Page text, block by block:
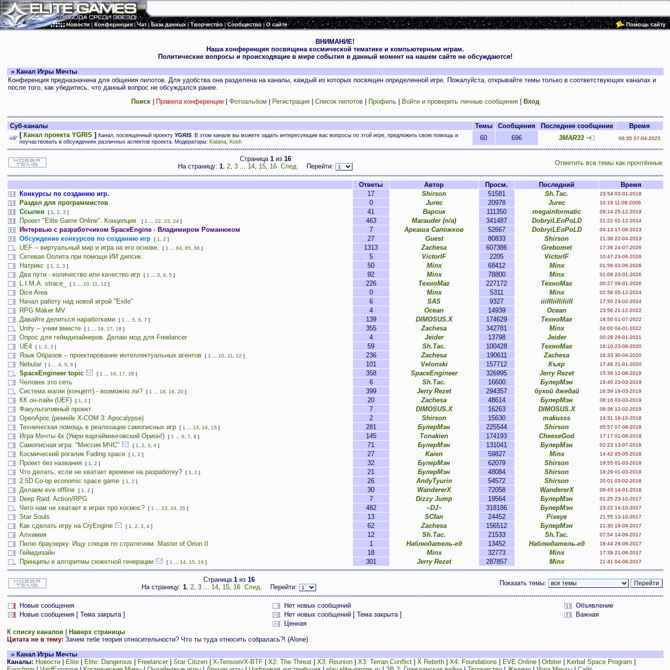
Новости|Конференция|Чат|База данных|Творчество|Сообщество|О сайте Помощь сайту
ВНИМАНИЕ!
Наша конференция посвящена космической тематике и компьютерным играм.
Политические вопросы и происходящие в мире события в данный момент на нашем сайте не обсуждаются!
» Канал Игры Мечты
Конференция предназначена для общения пилотов. Для удобства она разделена на каналы, каждый из которых посвящен определенной игре. Пожалуйста, открывайте темы только в соответствующих каналах и
после того, как убедитесь, что данный вопрос не обсуждался ранее.
Поиск| Правила конференции| Фотоальбом Регистрация| Список пилотов| Профиль| Войти и проверить личные сообщения| Вход
Суб-каналы Темы Сообщения Последнее сообщение
Время
[ Канал проекта YGRIS] Канал, посвященный проекту YGRIS. В этом канале вы можете задать интересующие вас вопросы по этой игре, предложить свою помощь и
поучаствовать в обсуждениях различных аспектов проекта. Модераторы: Katana, Kosh 60 696 3MAR33 06:35 07-04-2025
Страница 1из 16
На страницу: 1, 2, 3 ... 14, 15, 16 След. Перейти: Отметить все темы как прочтённые
Ответы Автор Просм. Последний
Время
Конкурсы по созданию игр.
17 Shirson 51581 Sh.Tac. 23:54 03-01-2018
Раздел для программистов 0 Jurec 20978 Jurec 10:16 11-08-2006
Ссылки [ 1 2 3 ] 41 Варсик 111350 megainformatic 09:14 25-12-2019
Проект "Elite Game Online". Концепция. [ 1 22 23 24] 463 Marauder (n/a) 341487 DobryiLEoPoLD 21:22 01-12-2014
Интервью с разработчиком SpaceEngine - Владимиром Романюком 7 Аркаша Сапожков 52667 DobryiLEoPoLD 04:13 17-08-2013
Обсуждение конкурсов по созданию игр [ 1 2 ] 27 Guest 80833 Shirson 21:38 22-04-2013
UEF -- виртуальный мир и игра на его основе. [ 1 64, 65, 66 ] 1313 Zachesa 607386 Grebomet 17:36 24-07-2026
Сетевая Оолита при помощи ИИ дипсик. 5 VictorIF 2205 VictorIF 10:47 23-06-2026
Натрикс [ 1 2 3 ] 50 Minx 68412 Minx 01:56 03-06-2026
Два пути - количество или качество игр [ 1 3 4, 5] 92 Minx 78800 Minx 01:09 23-01-2026
L.I.M.A. strace_ [ 1 10, 11 12 ] 226 ТехноМаг 227172 ТехноМаг 00:27 09-01-2026
Dice Area 0 Minx 5311 Minx 02:56 05-12-2024
Начал работу над новой игрой "Exile" 6 SAS 9327 iiiIIIiiIIiIiiII 17:50 23-02-2024
RPG Maker MV 4 Ocean 14939 Ocean 23:56 21-12-2022
Давайте делиться наработками [ 1 5, 6 7 ] 139 DIMOSUS.X 174629 ТехноМаг 18:50 01-07-2022
Unity -- учим вместе [ 1 16 17 18 ] 355 Zachesa 342781 Minx 04:00 04-01-2022
Опрос для геймдизайнеров. Делаю мод для Freelancer 4 Jeider 13798 Jeider 00:28 29-01-2021
UE4 [ 1 2 3 ] 59 Sh.Tac. 100428 ТехноМаг 16:10 23-08-2020
Язык Образов -- проектирование интеллектуальных агентов [ 1 10, 11 12 ] 236 Zachesa 190611 Zachesa 16:33 30-04-2020
Nebular [ 1 4, 5, 6 ] 101 Velonski 157712 Къяр 17:48 21-01-2020
SpaceEngineer topic [ 1 16 17 18 ] 358 SpaceEngineer 326995 Jerry Rezet 15:39 12-08-2019
Человек это сеть 6 Sh.Tac. 16600 БулерМэн 18:40 23-03-2019
Система магии (концепт) - возможно ли? [ 1 18 19, 20] 399 Jerry Rezet 294357 бухой джедай 16:59 18-03-2019
КК он-лайн (UEF) [ 1 2 ] 20 Zachesa 48614 БулерМэн 08:16 03-03-2019
Факультативный проект 7 DIMOSUS.X 16263 DIMOSUS.X 08:36 12-02-2019
OpenApoc (ремейк X-COM 3: Apocalypse) 2 Shirson 15630 makusss 14:31 16-10-2018
Техническая помощь в реализации самописных игр [ 1 13 14, 15] 281 БулерМэн 225544 Shirson 05:57 07-08-2018
Игра Мечты 4х (Умри варгейминговский Орион!) [ 1 6 7 8 ] 145 Tonakien 174193 CheeseGod 17:17 01-08-2018
Самописная игра: "Миссия МЧС" [ 1 2 3 4] 71 БулерМэн 131041 БулерМэн 02:23 13-07-2018
Космический рогалик Fading space [ 1 2 ] 27 Kaien 59827 Minx 14:42 05-05-2018
Проект без названия [ 1 2 ] 32 БулерМэн 62079 Shirson 19:55 01-03-2018
Что делать, если не хватает времени на разработку? [ 1 2 ] 21 БулерМэн 48084 Shirson 19:29 01-03-2018
2.5D Co-op economic space game [ 1 2 ] 26 AndyTyurin 54572 Shirson 20:01 03-02-2018
Делаем eve offline [ 1 2 ] 30 WandererX 72058 WandererX 09:43 14-01-2018
Deep Raid. Action/RPG 7 Dizzy Jump 19564 БулерМэн 01:25 23-10-2017
Чего нам не хватает в играх про космос? [ 1 23 24, 25] 482 ~DJ~ 318186 БулерМэн 23:22 14-10-2017
Star Souls 13 SCfan 24452 Pixeye 21:55 13-10-2017
Как сделать игру на CryEngine [ 1 2 3 4] 62 Zachesa 156512 БулерМэн 21:30 18-09-2017
Алхимия 12 Sh.Tac. 21533 Sh.Tac. 07:54 14-09-2017
Пилю браузерку. Ищу спецов по стратегиям. Master of Orion II 1 Наблюдатель-гд 13452 Наблюдатель-гд 18:44 29-08-2017
Геймдизайн 18 Minx 32773 Minx 17:39 21-08-2017
Принципы и алгоритмы сюжетной генерации [ 1 14, 15, 16 ] 301 Jerry Rezet 287857 Minx 21:41 04-08-2017
Страница 1из 16
На страницу: 1, 2, 3 ... 14, 15, 16 След. Перейти:
Показать темы:
Новые сообщения Нет новых сообщений
Объявление
Новые сообщения [ Тема закрыта ]
Нет новых сообщений [ Тема закрыта ]
Важная
Ценная
К списку каналов|
Наверх страницы
Цитата не в тему:Зачем тебе теория относительности? Что ты туда относить собралась?! (Alone)
» Канал Игры Мечты
Каналы: Новости| Elite| Elite: Dangerous Freelancer| Star Citizen| X-Tension/X-BTF| X2: The Threat| X3: Reunion| X3: Terran Conflict| X Rebirth| X4: Foundations EVE Online| Orbiter| Kerbal Space Program